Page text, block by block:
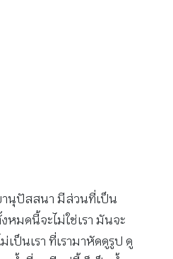
านุปัสสนา มีส่วนที่เป็น
หมดนี้จะไม่ใช่เรา มันจะ
ป็นเรา ที่เรามาหัดดูรูป ดู